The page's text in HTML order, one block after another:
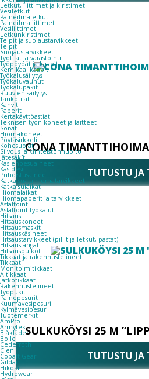
Letkut, liittimet ja kiristimet
Vesiletkut
Paineilmaletkut
Paineilmaliittimet
Vesiliittimet
Letkunkiristimet
Teipit ja suojaustarvikkeet
Teipit
Suojaustarvikkeet
Työtilat ja varastointi
Työpöydät ja kaapit
Kemikaalikaapit
Työkalusäilytys
Työkaluvaunut
Työkalupakit
Ruuvien säilytys
Taukotilat
Kahvit
Paperit
Kertakäyttöastiat
Teknisen työn koneet ja laitteet
Sorvit
Hiomakoneet
Pöytäsirkkelit
Konesuojat
Siivous ja kiinteistönhuolto
Jätesäkit
Käsienpesuaineet
Käsidesit
Puhdistusaineet
Katkaisu- ja hiomatarvikkeet
Katkaisulaikat
Hiomalaikat
Hiomapaperit ja tarvikkeet
Asfaltointi
Asfaltointityökalut
Hitsaus
Hitsauskoneet
Hitsausmaskit
Hitsauskäsineet
Hitsaustarvikkeet (pillit ja letkut, pastat)
Hitsauslangat
Hitsauspuikot
Tikkaat ja rakennustelineet
Tikkaat
Monitoimitikkaat
A tikkaat
Jatkotikkaat
Rakennustelineet
Työpukit
Painepesurit
Kuumavesipesuri
Kylmävesipesuri
Tuotemerkit
AmPro
Armytek
Blåkläder
Bolle
Cederroth
Clen
Cobalt Gear
Gildan
Hikoki
Hydrowear
CONA
TUTUSTU JA
SULKUKÖYSI 25 M
TUTUSTU JA